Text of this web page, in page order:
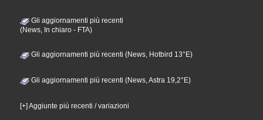
Gli aggiornamenti più recenti
(News, In chiaro - FTA)
Gli aggiornamenti più recenti (News, Hotbird 13°E)
Gli aggiornamenti più recenti (News, Astra 19,2°E)
[+] Aggiunte più recenti / variazioni